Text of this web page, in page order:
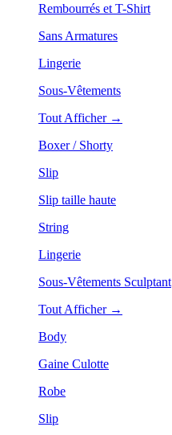
Rembourrés et T-Shirt
Sans Armatures
Lingerie
Sous-Vêtements
Tout Afficher →
Boxer / Shorty
Slip
Slip taille haute
String
Lingerie
Sous-Vêtements Sculptant
Tout Afficher →
Body
Gaine Culotte
Robe
Slip